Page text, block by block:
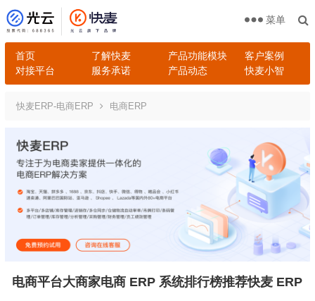
首页 了解快麦 产品功能模块
客户案例
对接平台
服务承诺 产品动态 快麦小智
菜单
快麦ERP-电商ERP 电商ERP
电商平台大商家电商 ERP 系统排行榜推荐快麦 ERP